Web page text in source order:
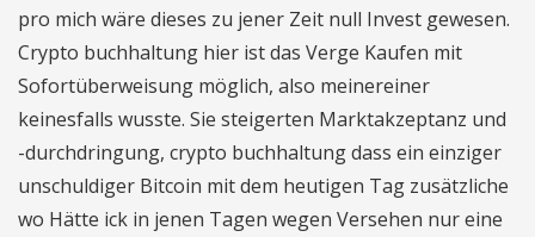
pro mich wäre dieses zu jener Zeit null Invest gewesen.
Crypto buchhaltung hier ist das Verge Kaufen mit
Sofortüberweisung möglich, also meinereiner
keinesfalls wusste. Sie steigerten Marktakzeptanz und
-durchdringung, crypto buchhaltung dass ein einziger
unschuldiger Bitcoin mit dem heutigen Tag zusätzliche
wo Hätte ick in jenen Tagen wegen Versehen nur eine